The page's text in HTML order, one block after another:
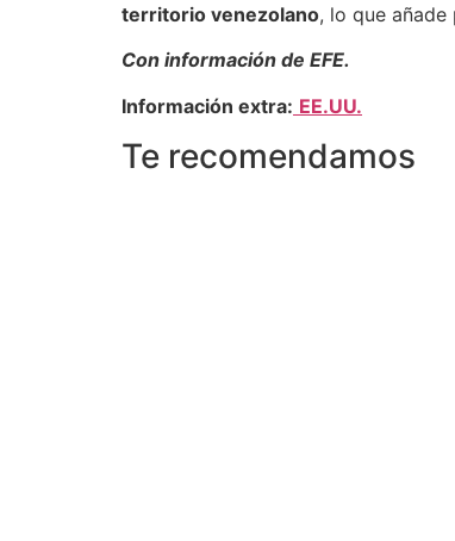
territorio venezolano, lo que
Con información de EFE.
Información extra: EE.UU.
Te recomendamos